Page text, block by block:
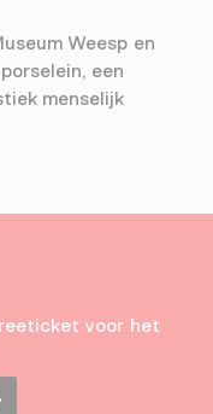
Weesp en
een
menselijk
voor het